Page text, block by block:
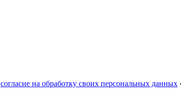
согласие на обработку своих персональных данных